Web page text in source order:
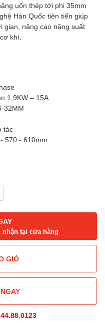
uốn thép tới phi 35mm
Hàn Quốc tiên tiến giúp
gian, nâng cao năng suất
khí.
1,9KW – 15A
32MM
tác
570 - 610mm
tại cửa hàng
GIỎ